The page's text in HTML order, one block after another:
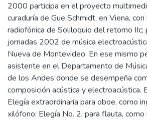
2000 participa en el proyecto
curaduría de Gue Schmidt, en Viena,
radiofónica de Soliloquio del retorno IIc;
jornadas 2002 de música
Nueva de Montevideo. En ese mismo
asistente en el Departamento de
de los Andes donde se desempeña
composición acústica y electroacústica.
Elegía extraordinaria para oboe, corno
xilófono; Elegía No. 2, para flauta,